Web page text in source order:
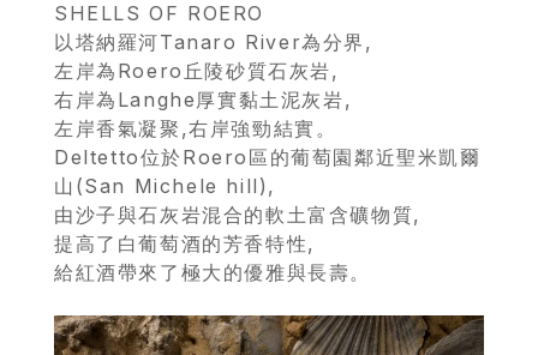
SHELLS OF ROERO
以塔納羅河Tanaro River為分界,
左岸為Roero丘陵砂質石灰岩,
右岸為Langhe厚實黏土泥灰岩,
左岸香氣凝聚,右岸強勁結實。
Deltetto位於Roero區的葡萄園鄰近聖米凱爾
山(San Michele hill),
由沙子與石灰岩混合的軟土富含礦物質,
提高了白葡萄酒的芳香特性,
給紅酒帶來了極大的優雅與長壽。